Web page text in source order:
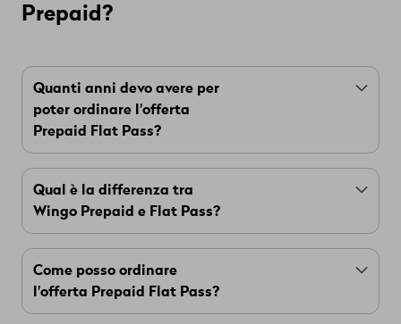
Prepaid?
Quanti anni devo avere per
poter ordinare l'offerta
Prepaid Flat Pass?
Per poter acquistare il Flat Pass deviavere
almeno 18 anniepossedere una carta di
creditoo unacarta PostFinance valida
Qual è la differenza tra
Wingo Prepaid e Flat Pass?
Con Wingo Prepaid puoi usare il tuo credito per
dati, chiamate e SMS.
Con Wingo Flat Pass hai a disposizione dati e
chiamate in illimitato.
Come posso ordinare
l'offerta Prepaid Flat Pass?